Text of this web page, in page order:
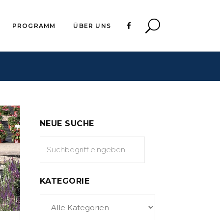
PROGRAMM ÜBER UNS
NEUE SUCHE
KATEGORIE